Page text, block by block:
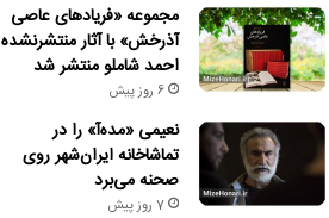
مجموعه «فریادهای عاصی
آذرخش» با آثار منتشرنشده
احمد شاملو منتشر شد
6 روز پیش
نعیمی «مده‌آ» را در
تماشاخانه ایران‌شهر روی
صحنه می‌برد
7 روز پیش